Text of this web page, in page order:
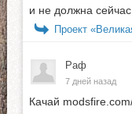
и не должна
Проект
Раф
7 дней назад
Качай